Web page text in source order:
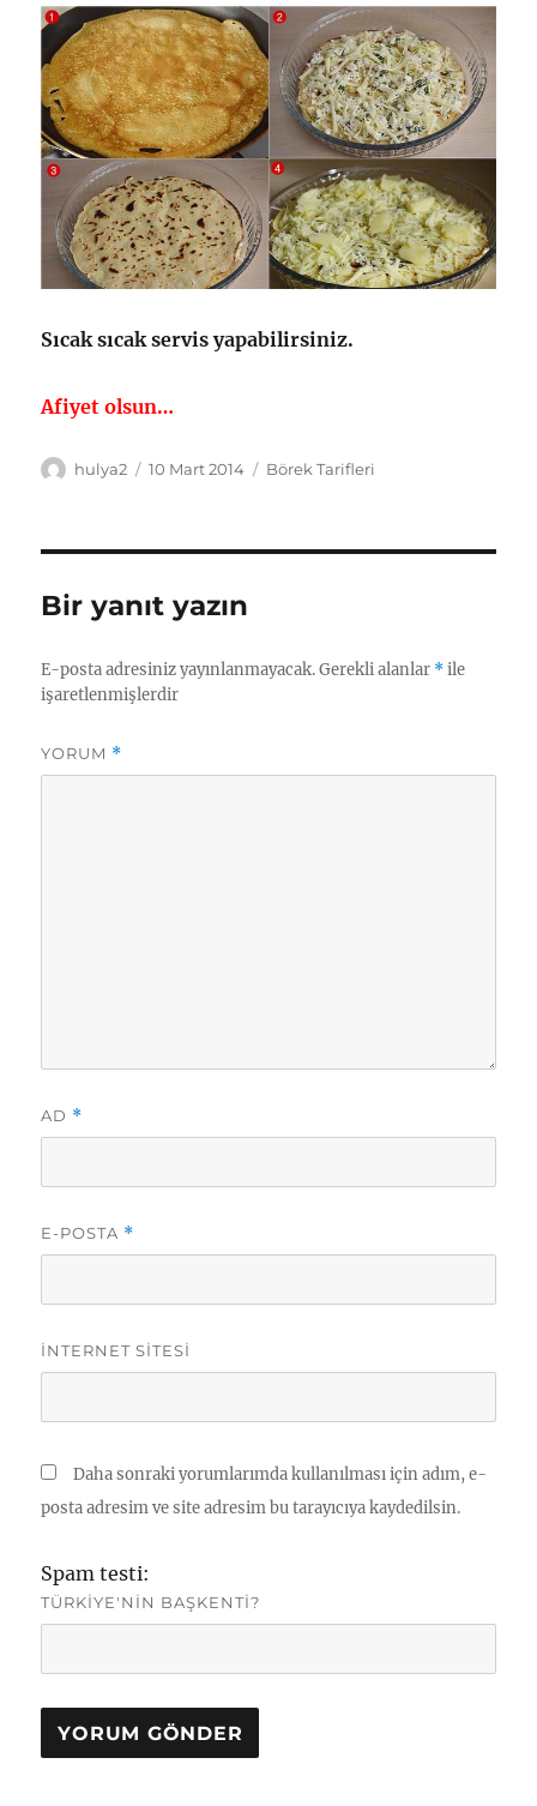
Sıcak sıcak servis yapabilirsiniz.
Afiyet olsun…
Yazar
hulya2
Yayın
10 Mart 2014 Kategoriler
Börek Tarifleri
Bir yanıt yazın
E-posta adresiniz yayınlanmayacak. Gerekli alanlar *ile
işaretlenmişlerdir
YORUM *
AD *
E-POSTA *
İNTERNET SITESI
Daha sonraki yorumlarımda kullanılması için adım, e-
posta adresim ve site adresim bu tarayıcıya kaydedilsin.
Spam testi:
TÜRKIYE'NIN BAŞKENTI?